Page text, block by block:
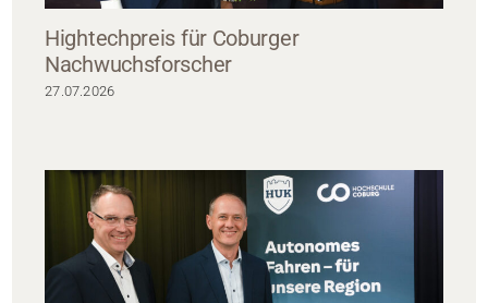
Hightechpreis für Coburger
Nachwuchsforscher
27.07.2026